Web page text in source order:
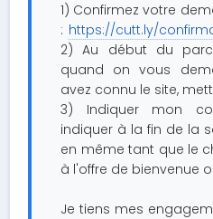
1) Confirmez votre
: https://cutt.ly/
2) Au début du
quand on vous
avez connu le site,
3) Indiquer mon
indiquer à la fin de la
en même tant que le
à l'offre de bienvenue
Je tiens mes